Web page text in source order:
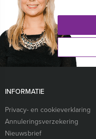
INFORMATIE
Privacy- en cookieverklaring
Annuleringsverzekering
Nieuwsbrief